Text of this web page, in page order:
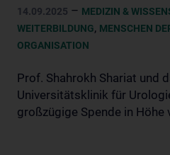
14.09.2025 – MEDIZIN &
WEITERBILDUNG, MENSCHEN
ORGANISATION
Prof. Shahrokh Shariat und
Universitätsklinik für
großzügige Spende in Höhe